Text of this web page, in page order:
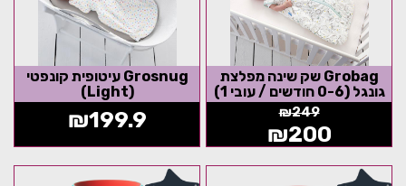
Grobag שק שינה מפלצת
גונגל (0-6 חודשים / עובי 1)
₪249
₪200
Grosnug עיטופית קונפטי
(Light)
₪199.9